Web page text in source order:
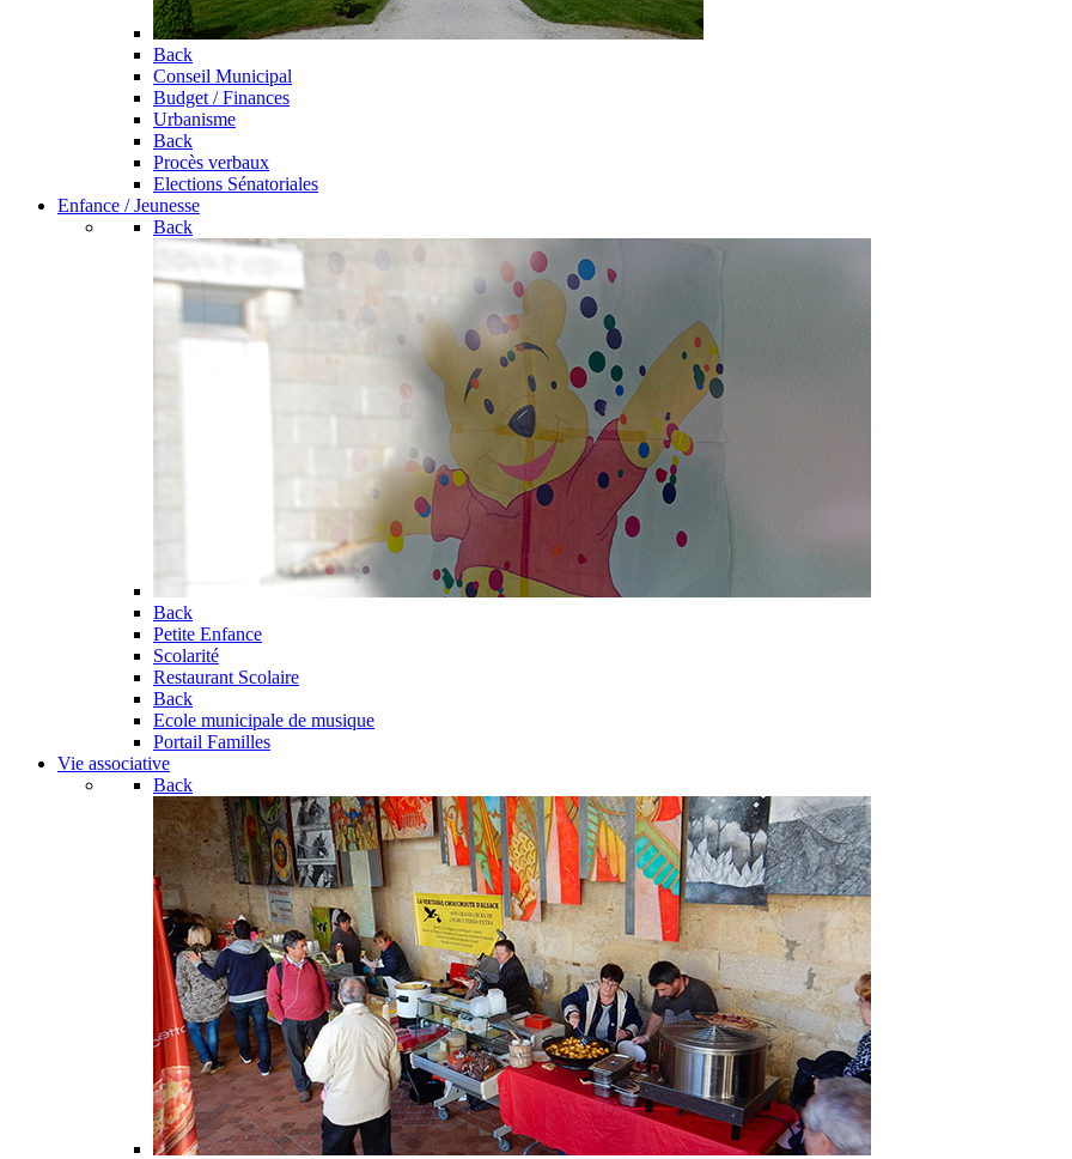
Back
Conseil Municipal
Budget / Finances
Urbanisme
Back
Procès verbaux
Elections Sénatoriales
Enfance / Jeunesse
Back
Back
Petite Enfance
Scolarité
Restaurant Scolaire
Back
Ecole municipale de musique
Portail Familles
Vie associative
Back